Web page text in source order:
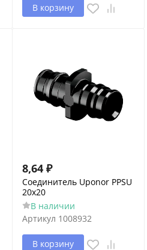
В корзину
8,64 ₽
Соединитель Uponor PPSU
20x20
В наличии
Артикул 1008932
В корзину